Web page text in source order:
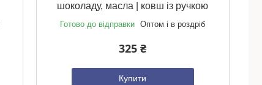
шоколаду, масла | ковш із ручкою
Готово до відправки Оптом і в роздріб
325 ₴
Купити